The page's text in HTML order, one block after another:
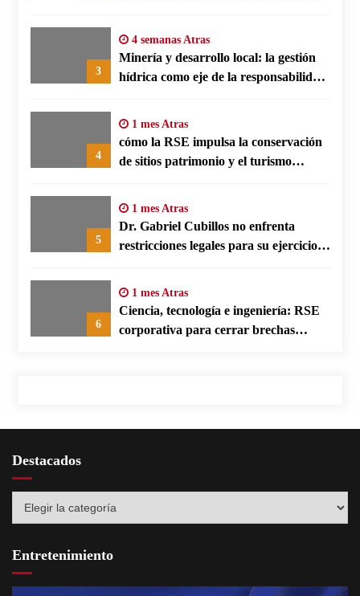
3
4 semanas Atras
Minería y desarrollo local: la gestión
hídrica como eje de la responsabilidad
4
1 mes Atras
cómo la RSE impulsa la conservación
de sitios patrimonio y el turismo
5
1 mes Atras
Dr. Gabriel Cubillos no enfrenta
restricciones legales para su ejercicio,
6
1 mes Atras
Ciencia, tecnología e ingeniería: RSE
corporativa para cerrar brechas
Destacados
Entretenimiento